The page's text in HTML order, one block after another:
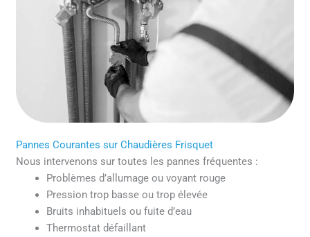
Pannes Courantes sur Chaudières Frisquet
Nous intervenons sur toutes les pannes fréquentes :
Problèmes d’allumage ou voyant rouge
Pression trop basse ou trop élevée
Bruits inhabituels ou fuite d’eau
Thermostat défaillant